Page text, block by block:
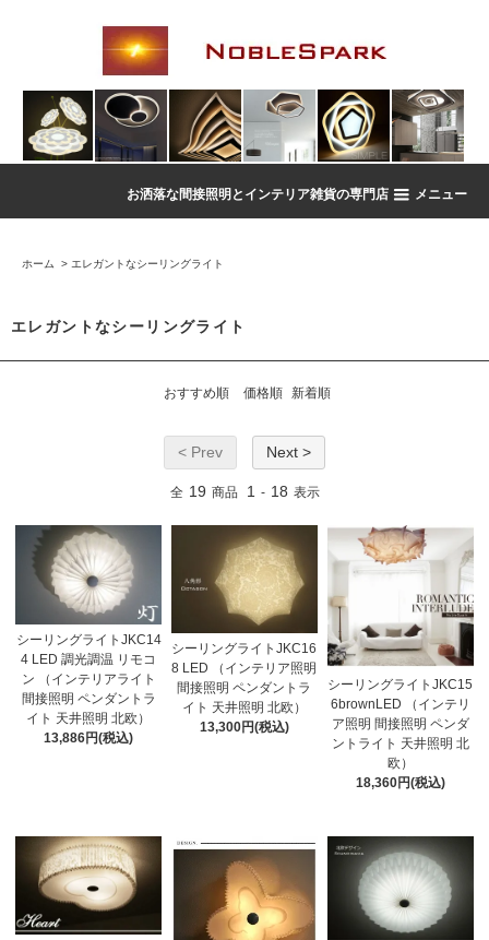
お洒落な間接照明とインテリア雑貨の専門店 メニュー
ホーム > エレガントなシーリングライト
エレガントなシーリングライト
おすすめ順 価格順 新着順
< Prev Next >
全 19 商品 1 - 18 表示
シーリングライトJKC14
4 LED 調光調温 リモコ
ン （インテリアライト
間接照明 ペンダントラ
イト 天井照明 北欧）
13,886円(税込)
シーリングライトJKC16
8 LED （インテリア照明
間接照明 ペンダントラ
イト 天井照明 北欧）
13,300円(税込)
シーリングライトJKC15
6brownLED （インテリ
ア照明 間接照明 ペンダ
ントライト 天井照明 北
欧）
18,360円(税込)